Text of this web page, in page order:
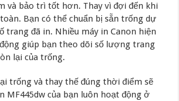
và bảo trì tốt hơn. Thay vì đợi đến khi
Bạn có thể chuẩn bị sẵn trống dự
trang đã in. Nhiều máy in Canon hiện
giúp bạn theo dõi số lượng trang
lại của trống.
trống và thay thế đúng thời điểm sẽ
MF445dw của bạn luôn hoạt động ở